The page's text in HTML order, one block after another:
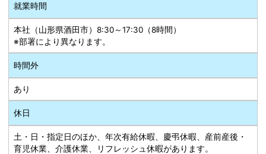
就業時間
本社（山形県酒田市）8:30～17:30（8時間）
※部署により異なります。
時間外
あり
休日
土・日・指定日のほか、年次有給休暇、慶弔休暇、産前産後・
育児休業、介護休業、リフレッシュ休暇があります。